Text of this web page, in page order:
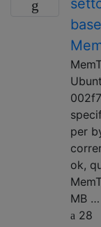
per
ok,
MB …
28